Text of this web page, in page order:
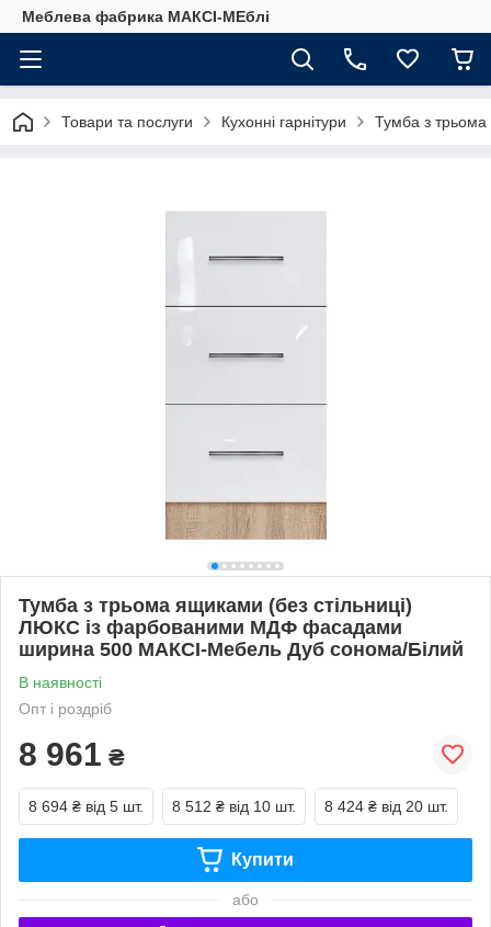
Меблева фабрика МАКСІ-МЕблі
Товари та послуги Кухонні гарнітури Тумба з
Тумба з трьома ящиками (без стільниці)
ЛЮКС із фарбованими МДФ фасадами
ширина 500 МАКСІ-Мебель Дуб сонома/Білий
В наявності
Опт і роздріб
8 961 ₴
8 694 ₴ від 5 шт. 8 512 ₴ від 10 шт. 8 424 ₴ від 20 шт.
Купити
або